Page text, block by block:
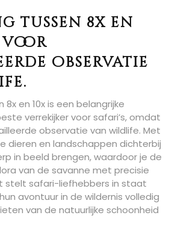
tussen 8x en
observatie
en 10x is een belangrijke
verrekijker voor safari’s, omdat
observatie van wildlife. Met
dieren en landschappen dichterbij
in beeld brengen, waardoor je de
van de savanne met precisie
stelt safari-liefhebbers in staat
avontuur in de wildernis volledig
van de natuurlijke schoonheid